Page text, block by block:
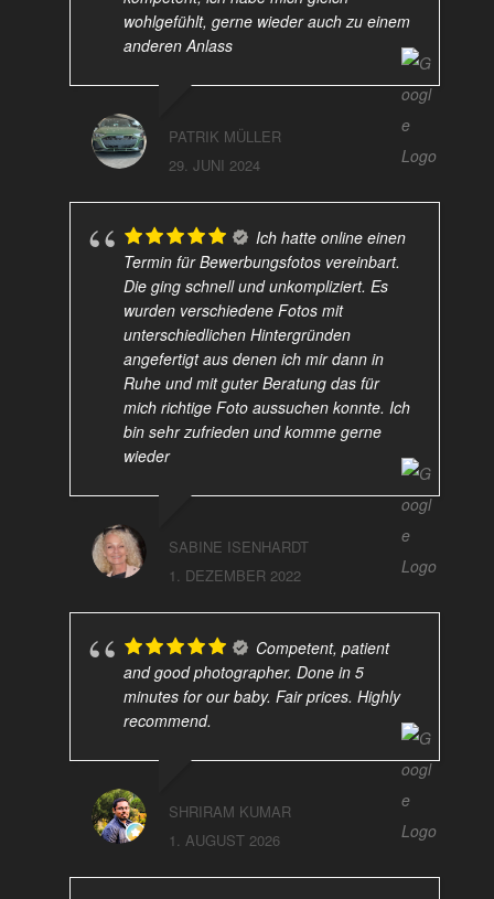
wohlgefühlt, gerne wieder auch zu einem
anderen Anlass
PATRIK MÜLLER
29. JUNI 2024
Ich hatte online einen
Termin für Bewerbungsfotos vereinbart.
Die ging schnell und unkompliziert. Es
wurden verschiedene Fotos mit
unterschiedlichen Hintergründen
angefertigt aus denen ich mir dann in
Ruhe und mit guter Beratung das für
mich richtige Foto aussuchen konnte. Ich
bin sehr zufrieden und komme gerne
wieder
SABINE ISENHARDT
1. DEZEMBER 2022
Competent, patient
and good photographer. Done in 5
minutes for our baby. Fair prices. Highly
recommend.
SHRIRAM KUMAR
1. AUGUST 2026